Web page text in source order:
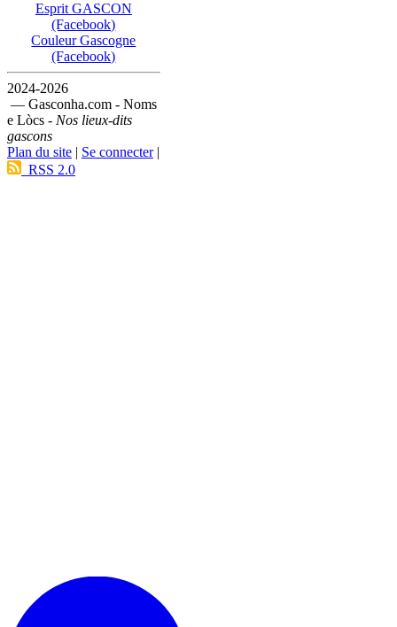
Esprit GASCON
(Facebook)
Couleur Gascogne
(Facebook)
2024-2026
— Gasconha.com - Noms
e Lòcs - Nos lieux-dits
gascons
Plan du site | Se connecter|
RSS 2.0